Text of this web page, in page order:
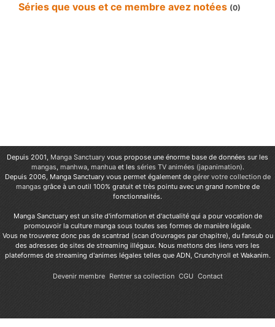
Séries que vous et ce membre avez notées (0)
Depuis 2001, Manga Sanctuary vous propose une énorme base de données sur les
mangas, manhwa, manhuaet les séries TV animées (japanimation).
Depuis 2006, Manga Sanctuary vous permet également de gérer votre collection de
mangas grâce à un outil 100% gratuit et très pointu avec un grand nombre de
fonctionnalités.
Manga Sanctuary est un site d'information et d'actualité qui a pour vocation de
promouvoir la culture manga sous toutes ses formes de manière légale.
Vous ne trouverez donc pas de scantrad (scan d'ouvrages par chapitre), du fansub ou
des adresses de sites de streaming illégaux. Nous mettons des liens vers les
plateformes de streaming d'animes légales telles que ADN, Crunchyroll et Wakanim.
Devenir membre Rentrer sa collection CGU Contact